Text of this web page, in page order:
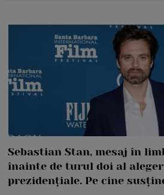
Sebastian Stan, mesaj în
înainte de turul doi al
prezidențiale. Pe cine